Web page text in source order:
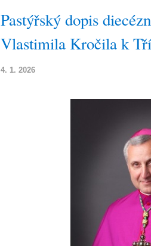
Pastýřský dopis
Vlastimila Kročila k
4. 1. 2026